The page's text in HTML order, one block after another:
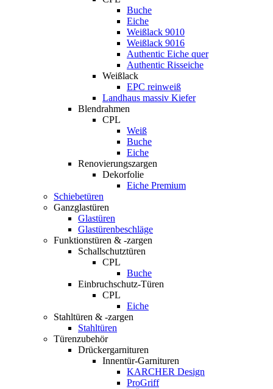
Buche
Eiche
Weißlack 9010
Weißlack 9016
Authentic Eiche quer
Authentic Risseiche
Weißlack
EPC reinweiß
Landhaus massiv Kiefer
Blendrahmen
CPL
Weiß
Buche
Eiche
Renovierungszargen
Dekorfolie
Eiche Premium
Schiebetüren
Ganzglastüren
Glastüren
Glastürenbeschläge
Funktionstüren & -zargen
Schallschutztüren
CPL
Buche
Einbruchschutz-Türen
CPL
Eiche
Stahltüren & -zargen
Stahltüren
Türenzubehör
Drückergarnituren
Innentür-Garnituren
KARCHER Design
ProGriff